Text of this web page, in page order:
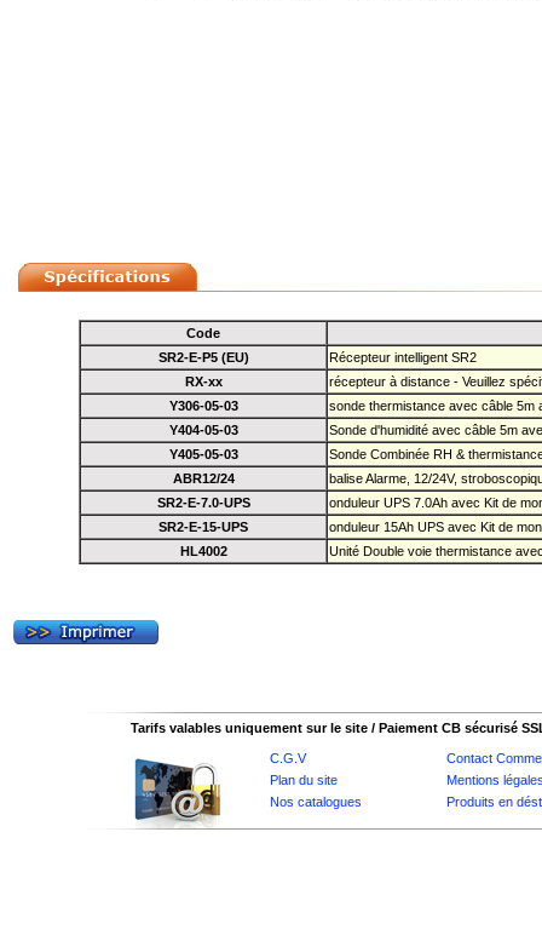
Code
SR2-E-P5 (EU)
Récepteur intelligent SR2
RX-xx
récepteur à distance - Veuillez
Y306-05-03
sonde thermistance avec câble 5m
Y404-05-03
Sonde d'humidité avec câble 5m
Y405-05-03
Sonde Combinée RH &
ABR12/24
balise Alarme, 12/24V,
SR2-E-7.0-UPS
onduleur UPS 7.0Ah avec Kit de
SR2-E-15-UPS
onduleur 15Ah UPS avec Kit de
HL4002
Unité Double voie thermistance
Tarifs valables uniquement sur le site / Paiement CB sécurisé
C.G.V
Contact
Plan du site
Mentions
Nos catalogues
Produits en